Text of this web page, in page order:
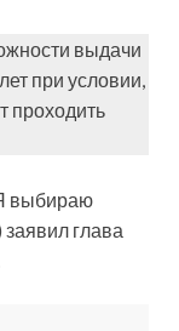
выдачи
при условии,
проходить
выбираю
глава